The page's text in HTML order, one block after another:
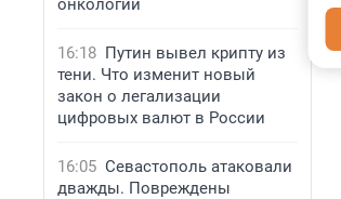
онкологии
16:18 Путин вывел крипту из
тени. Что изменит новый
закон о легализации
цифровых валют в России
16:05 Севастополь атаковали
дважды. Повреждены